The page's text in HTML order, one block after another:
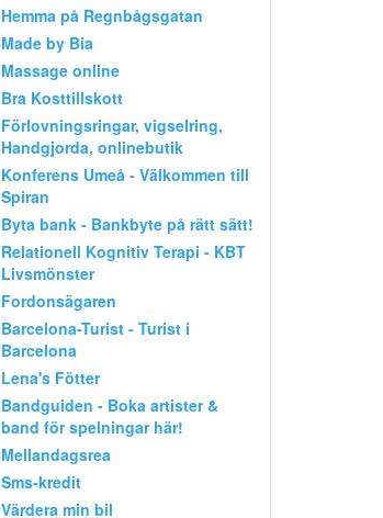
Hemma på Regnbågsgatan
Made by Bia
Massage online
Bra Kosttillskott
Förlovningsringar, vigselring,
Handgjorda, onlinebutik
Konferens Umeå - Välkommen till
Spiran
Byta bank - Bankbyte på rätt sätt!
Relationell Kognitiv Terapi - KBT
Livsmönster
Fordonsägaren
Barcelona-Turist - Turist i
Barcelona
Lena's Fötter
Bandguiden - Boka artister &
band för spelningar här!
Mellandagsrea
Sms-kredit
Värdera min bil